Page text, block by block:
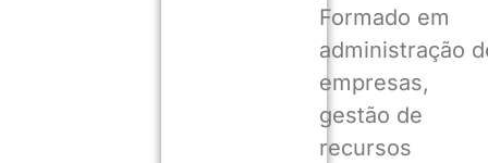
Formado em
administração
empresas,
gestão de
recursos